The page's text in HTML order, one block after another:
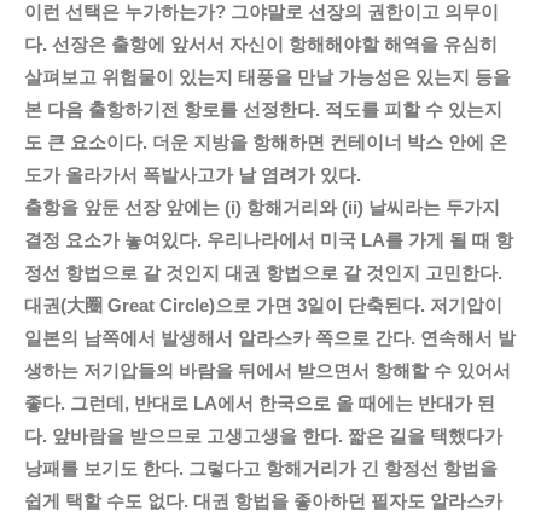
이런 선택은 누가하는가? 그야말로 선장의 권한이고 의무이
다. 선장은 출항에 앞서서 자신이 항해해야할 해역을 유심히
살펴보고 위험물이 있는지 태풍을 만날 가능성은 있는지 등을
본 다음 출항하기전 항로를 선정한다. 적도를 피할 수 있는지
도 큰 요소이다. 더운 지방을 항해하면 컨테이너 박스 안에 온
도가 올라가서 폭발사고가 날 염려가 있다.
출항을 앞둔 선장 앞에는 (i) 항해거리와 (ii) 날씨라는 두가지
결정 요소가 놓여있다. 우리나라에서 미국 LA를 가게 될 때 항
정선 항법으로 갈 것인지 대권 항법으로 갈 것인지 고민한다.
대권(大圈 Great Circle)으로 가면 3일이 단축된다. 저기압이
일본의 남쪽에서 발생해서 알라스카 쪽으로 간다. 연속해서 발
생하는 저기압들의 바람을 뒤에서 받으면서 항해할 수 있어서
좋다. 그런데, 반대로 LA에서 한국으로 올 때에는 반대가 된
다. 앞바람을 받으므로 고생고생을 한다. 짧은 길을 택했다가
낭패를 보기도 한다. 그렇다고 항해거리가 긴 항정선 항법을
쉽게 택할 수도 없다. 대권 항법을 좋아하던 필자도 알라스카